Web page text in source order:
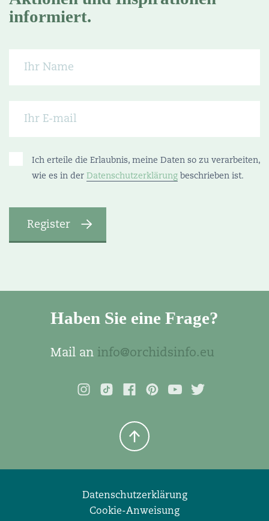
informiert.
Ich erteile die Erlaubnis, meine Daten so zu verarbeiten,
wie es in der Datenschutzerklärung beschrieben ist.
Haben Sie eine Frage?
Mail an info@orchidsinfo.eu
Datenschutzerklärung
Cookie-Anweisung